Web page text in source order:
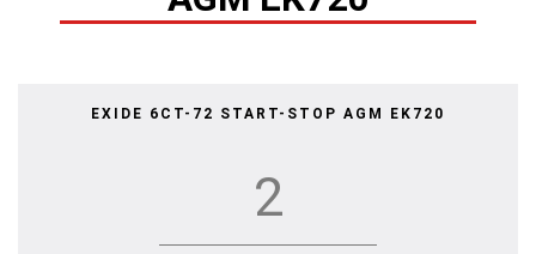
EXIDE 6СТ-72 START-STOP AGM EK720
2